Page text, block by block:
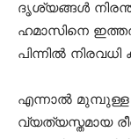
ദൃശ്യങ്ങള്‍
ഹമാസിനെ
പിന്നില്‍
എന്നാല്‍ മുമ്പുള്ള
വ്യത്യസ്തമായ